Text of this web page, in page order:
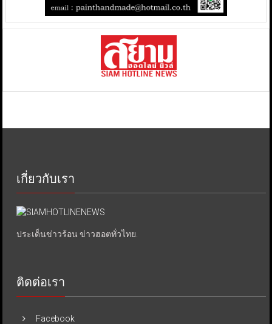
เกี่ยวกับเรา
ประเด็นข่าวร้อน ข่าวฮอตทั่วไทย.
ติดต่อเรา
Facebook